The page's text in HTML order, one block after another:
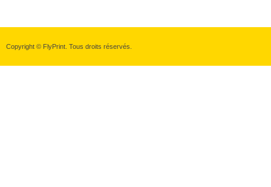
Copyright © FlyPrint. Tous droits réservés.